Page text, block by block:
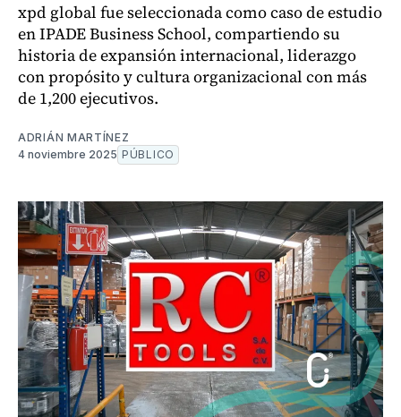
xpd global fue seleccionada como caso de estudio
en IPADE Business School, compartiendo su
historia de expansión internacional, liderazgo
con propósito y cultura organizacional con más
de 1,200 ejecutivos.
ADRIÁN MARTÍNEZ
4 noviembre 2025 PÚBLICO